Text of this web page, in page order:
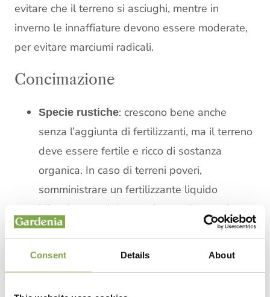
Consent Details About
evitare che il terreno si asciughi, mentre in
inverno le innaffiature devono essere moderate,
per evitare marciumi radicali.
Concimazione
Specie rustiche: crescono bene anche
senza l’aggiunta di fertilizzanti, ma il terreno
deve essere fertile e ricco di sostanza
organica. In caso di terreni poveri,
somministrare un fertilizzante liquido
bilanciato ogni due settimane durante la
fioritura.